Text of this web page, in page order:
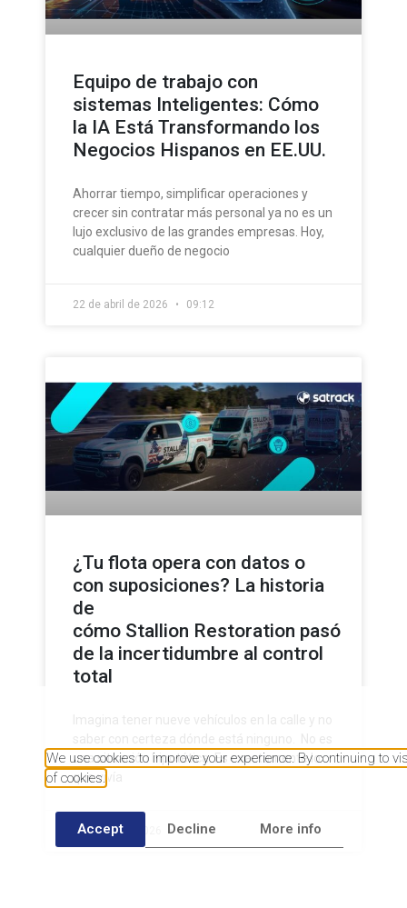
Equipo de trabajo con
sistemas Inteligentes: Cómo
la IA Está Transformando los
Negocios Hispanos en EE.UU.
Ahorrar tiempo, simplificar operaciones y
crecer sin contratar más personal ya no es un
lujo exclusivo de las grandes empresas. Hoy,
cualquier dueño de negocio
22 de abril de 2026 09:12
¿Tu flota opera con datos o
con suposiciones? La historia
de
cómo Stallion Restoration pasó
de la incertidumbre al control
total
una situación hipotética. Es exactamente lo
que vivía
8 de abril de 2026 15:25
We use cookies to improve your experience. By continuing to
of cookies.
Accept Decline More info